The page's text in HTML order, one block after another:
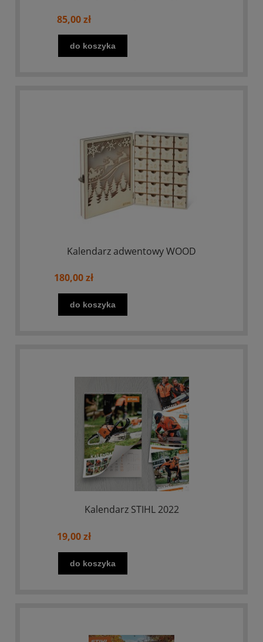
85,00 zł
do koszyka
Kalendarz adwentowy WOOD
180,00 zł
do koszyka
Kalendarz STIHL 2022
19,00 zł
do koszyka